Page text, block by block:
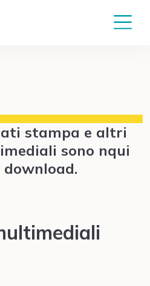
stampa e altri
sono nqui